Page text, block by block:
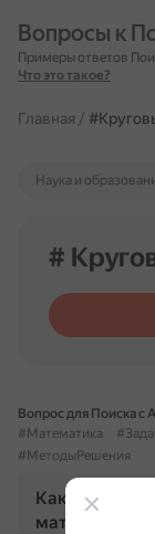
Вопросы к
Примеры ответов
Что это такое?
Главная /
Наука и
#
Вопрос для Поиска с
#Математика
#МетодыРешения
Какие